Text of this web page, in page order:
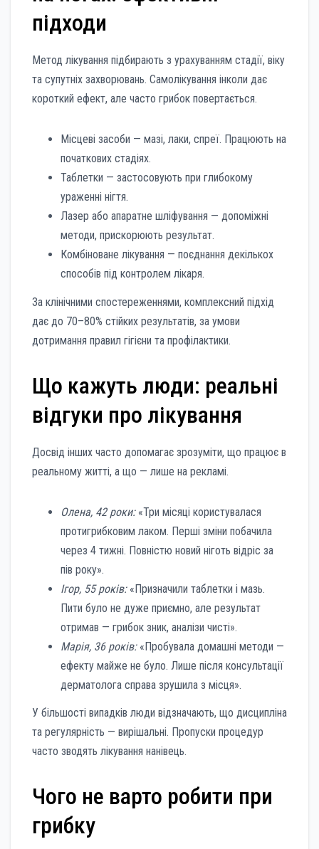
підходи
Метод лікування підбирають з урахуванням стадії, віку
та супутніх захворювань. Самолікування інколи дає
короткий ефект, але часто грибок повертається.
Місцеві засоби — мазі, лаки, спреї. Працюють на
початкових стадіях.
Таблетки — застосовують при глибокому
ураженні нігтя.
Лазер або апаратне шліфування — допоміжні
методи, прискорюють результат.
Комбіноване лікування — поєднання декількох
способів під контролем лікаря.
За клінічними спостереженнями, комплексний підхід
дає до 70–80% стійких результатів, за умови
дотримання правил гігієни та профілактики.
Що кажуть люди: реальні
відгуки про лікування
Досвід інших часто допомагає зрозуміти, що працює в
реальному житті, а що — лише на рекламі.
Олена, 42 роки:«Три місяці користувалася
протигрибковим лаком. Перші зміни побачила
через 4 тижні. Повністю новий ніготь відріс за
пів року».
Ігор, 55 років:«Призначили таблетки і мазь.
Пити було не дуже приємно, але результат
отримав — грибок зник, аналізи чисті».
Марія, 36 років:«Пробувала домашні методи —
ефекту майже не було. Лише після консультації
дерматолога справа зрушила з місця».
У більшості випадків люди відзначають, що дисципліна
та регулярність — вирішальні. Пропуски процедур
часто зводять лікування нанівець.
Чого не варто робити при
грибку